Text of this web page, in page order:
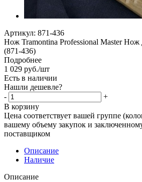
Артикул: 871-436
Нож Tramontina Professional Master Нож
(871-436)
Подробнее
1 029 руб./шт
Есть в наличии
Нашли дешевле?
-
+
В корзину
Цена соответствует вашей группе
вашему объему закупок и
поставщиком
Описание
Наличие
Описание